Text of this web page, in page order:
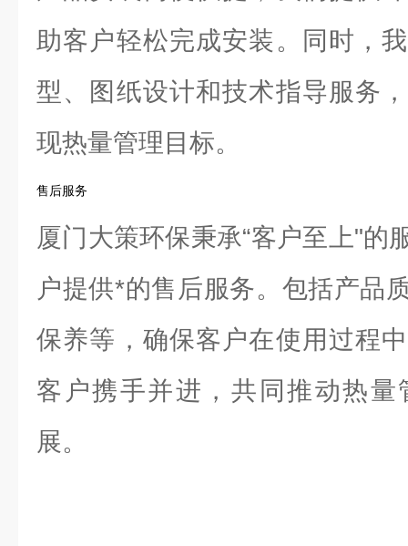
助客户轻松完成安装。同时，
型、图纸设计和技术指导服务
现热量管理目标。
售后服务
厦门大策环保秉承“客户至上"的
户提供*的售后服务。包括产品
保养等，确保客户在使用过程
客户携手并进，共同推动热
展。